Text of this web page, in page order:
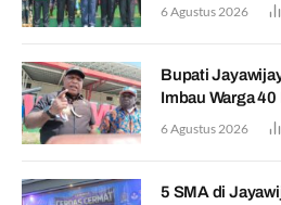
6 Agustus 2026
Bupati
Imbau Warga
6 Agustus 2026
5 SMA di